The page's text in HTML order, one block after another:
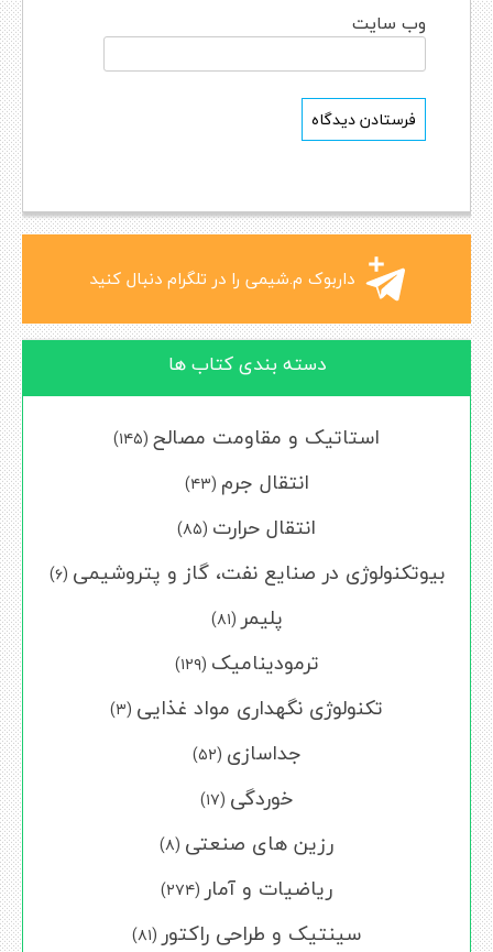
داربوک م.شیمی را در تلگرام دنبال کنید
دسته بندی کتاب ها
استاتیک و مقاومت مصالح (۱۴۵)
انتقال جرم (۴۳)
انتقال حرارت (۸۵)
بیوتکنولوژی در صنایع نفت، گاز و پتروشیمی (۶)
پلیمر (۸۱)
ترمودینامیک (۱۲۹)
تکنولوژی نگهداری مواد غذایی (۳)
جداسازی (۵۲)
خوردگی (۱۷)
رزین های صنعتی (۸)
ریاضیات و آمار (۲۷۴)
سینتیک و طراحی راکتور (۸۱)
وب‌ سایت